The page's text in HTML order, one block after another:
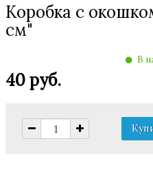
Коробка с
см"
В
40 руб.